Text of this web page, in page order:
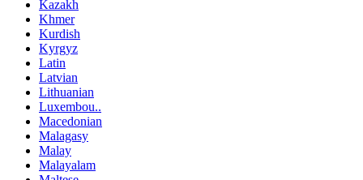
Kazakh
Khmer
Kurdish
Kyrgyz
Latin
Latvian
Lithuanian
Luxembou..
Macedonian
Malagasy
Malay
Malayalam